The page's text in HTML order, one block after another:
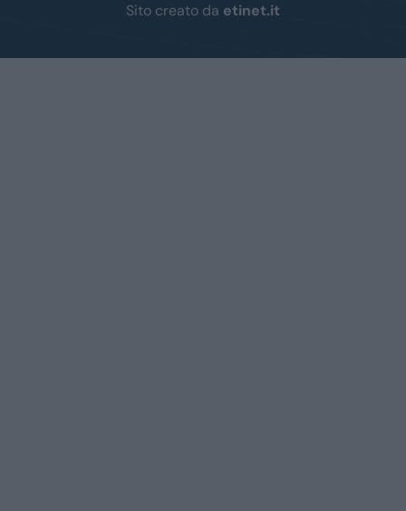
Sito creato da etinet.it